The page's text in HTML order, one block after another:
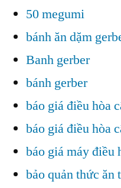
50 megumi
bánh ăn dặm
Banh gerber
bánh gerber
báo giá điều hòa
báo giá điều hòa
báo giá máy điều
bảo quản thức ăn